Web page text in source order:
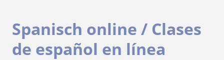
Spanisch online / Clases
de español en línea